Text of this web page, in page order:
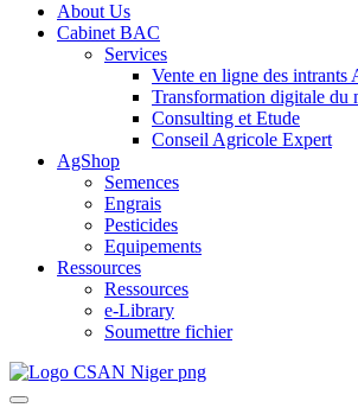
About Us
Cabinet BAC
Services
Vente en ligne des intrants
Transformation digitale du
Consulting et Etude
Conseil Agricole Expert
AgShop
Semences
Engrais
Pesticides
Equipements
Ressources
Ressources
e-Library
Soumettre fichier